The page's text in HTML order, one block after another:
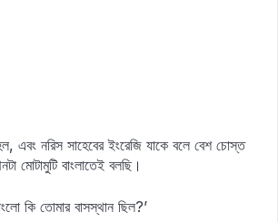
এবং নরিস সাহেবের ইংরেজি যাকে বলে বেশ চোস্ত
মোটামুটি বাংলাতেই বলছি।
কি তোমার বাসস্থান ছিল?’